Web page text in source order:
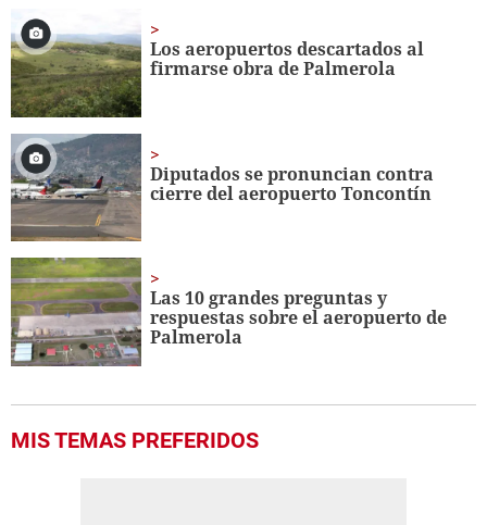
seconds
Los aeropuertos descartados al
firmarse obra de Palmerola
Diputados se pronuncian contra
cierre del aeropuerto Toncontín
Las 10 grandes preguntas y
respuestas sobre el aeropuerto de
Palmerola
MIS TEMAS PREFERIDOS